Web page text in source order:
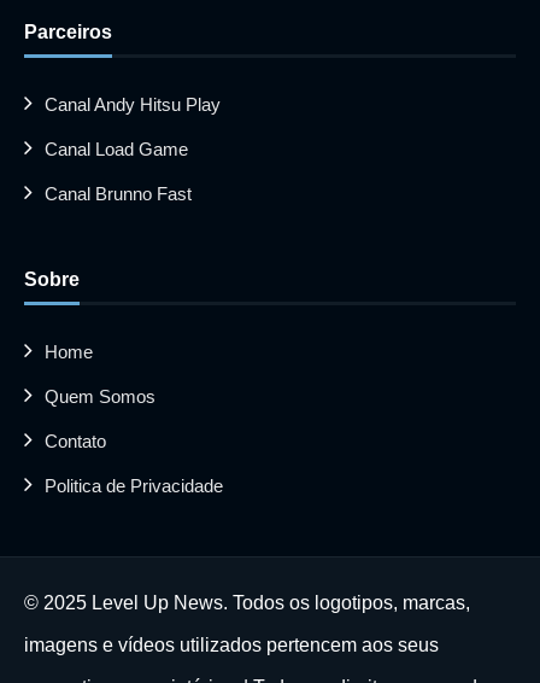
Parceiros
Canal Andy Hitsu Play
Canal Load Game
Canal Brunno Fast
Sobre
Home
Quem Somos
Contato
Politica de Privacidade
© 2025 Level Up News. Todos os logotipos, marcas,
imagens e vídeos utilizados pertencem aos seus